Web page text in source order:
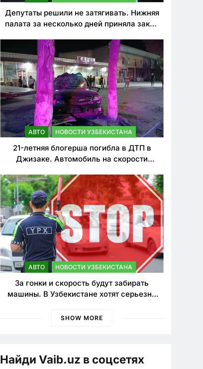
Депутаты решили не затягивать. Нижняя
палата за несколько дней приняла закон
нарушителей ПДД
АВТО НОВОСТИ УЗБЕКИСТАНА
21-летняя блогерша погибла в ДТП в
Джизаке. Автомобиль на скорости
АВТО НОВОСТИ УЗБЕКИСТАНА
За гонки и скорость будут забирать
машины. В Узбекистане хотят серьезно
SHOW MORE
Найди Vaib.uz в соцсетях